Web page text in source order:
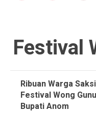
Festival
Ribuan Warga
Festival Wong
Bupati Anom